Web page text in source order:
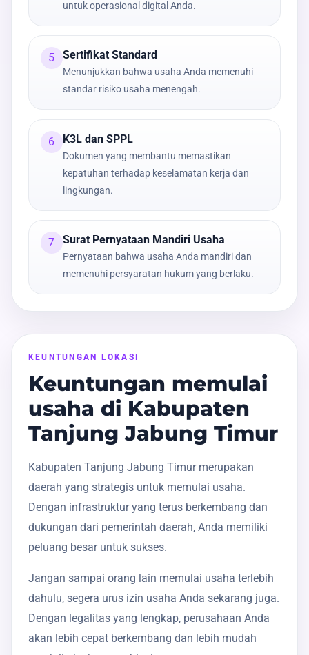
untuk operasional digital Anda.
5 Sertifikat Standard
Menunjukkan bahwa usaha Anda memenuhi
standar risiko usaha menengah.
6 K3L dan SPPL
Dokumen yang membantu memastikan
kepatuhan terhadap keselamatan kerja dan
lingkungan.
7 Surat Pernyataan Mandiri Usaha
Pernyataan bahwa usaha Anda mandiri dan
memenuhi persyaratan hukum yang berlaku.
KEUNTUNGAN LOKASI
Keuntungan memulai
usaha di Kabupaten
Tanjung Jabung Timur
Kabupaten Tanjung Jabung Timur merupakan
daerah yang strategis untuk memulai usaha.
Dengan infrastruktur yang terus berkembang dan
dukungan dari pemerintah daerah, Anda memiliki
peluang besar untuk sukses.
Jangan sampai orang lain memulai usaha terlebih
dahulu, segera urus izin usaha Anda sekarang juga.
Dengan legalitas yang lengkap, perusahaan Anda
akan lebih cepat berkembang dan lebih mudah